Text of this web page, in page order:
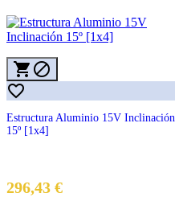
 

Estructura Aluminio 15V Inclinación
15º [1x4]
296,43 €